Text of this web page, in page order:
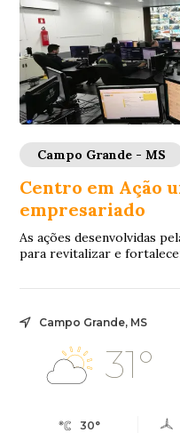
Campo Grande - MS
Centro em Ação
empresariado
As ações desenvolvidas
para revitalizar e
Campo Grande, MS
31°
30°